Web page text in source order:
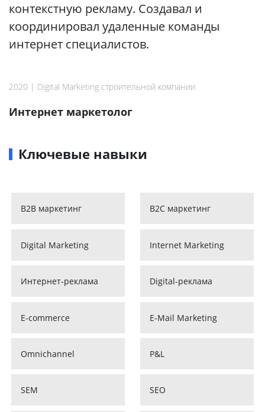
контекстную рекламу. Создавал и
координировал удаленные команды
интернет специалистов.
2020 | Digital Marketing строительной компании
Интернет маркетолог
Ключевые навыки
B2B маркетинг B2C маркетинг
Digital Marketing Internet Marketing
Интернет-реклама Digital-реклама
E-commerce E-Mail Marketing
Omnichannel P&L
SEM SEO